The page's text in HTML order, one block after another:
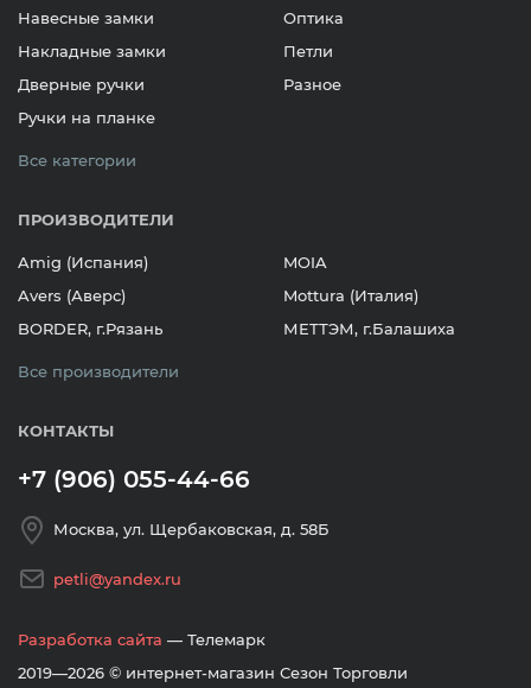
Навесные замки
Накладные замки
Дверные ручки
Ручки на планке
Оптика
Петли
Разное
Все категории
ПРОИЗВОДИТЕЛИ
Amig (Испания)
Avers (Аверс)
BORDER, г.Рязань
MOIA
Mottura (Италия)
МЕТТЭМ, г.Балашиха
Все производители
КОНТАКТЫ
+7 (906) 055-44-66
Москва, ул. Щербаковская, д. 58Б
petli@yandex.ru
Разработка сайта — Телемарк
2019—2026 © интернет-магазин Сезон Торговли